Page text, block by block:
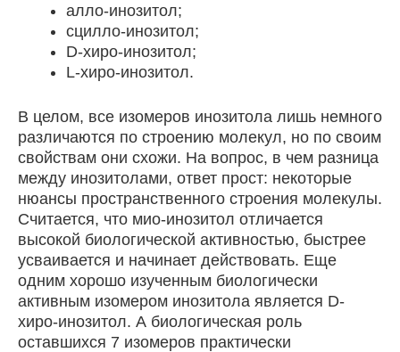
алло-инозитол;
сцилло-инозитол;
D-хиро-инозитол;
L-хиро-инозитол.
В целом, все изомеров инозитола лишь немного
различаются по строению молекул, но по своим
свойствам они схожи. На вопрос, в чем разница
между инозитолами, ответ прост: некоторые
нюансы пространственного строения молекулы.
Считается, что мио-инозитол отличается
высокой биологической активностью, быстрее
усваивается и начинает действовать. Еще
одним хорошо изученным биологически
активным изомером инозитола является D-
хиро-инозитол. А биологическая роль
оставшихся 7 изомеров практически